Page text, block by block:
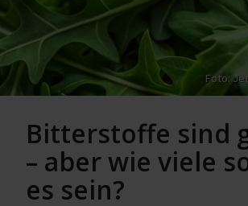
Foto:
Bitterstoffe sind
– aber wie viele
es sein?